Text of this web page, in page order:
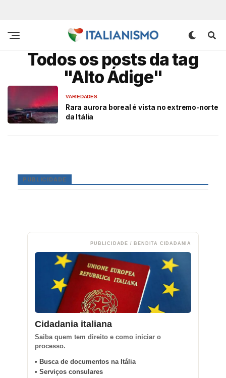
Todos os posts da tag
"Alto Ádige"
VARIEDADES
Rara aurora boreal é vista no extremo-norte
da Itália
PUBLICIDADE
PUBLICIDADE / BENDITA CIDADANIA
Cidadania italiana
Saiba quem tem direito e como iniciar o
processo.
• Busca de documentos na Itália
• Serviços consulares